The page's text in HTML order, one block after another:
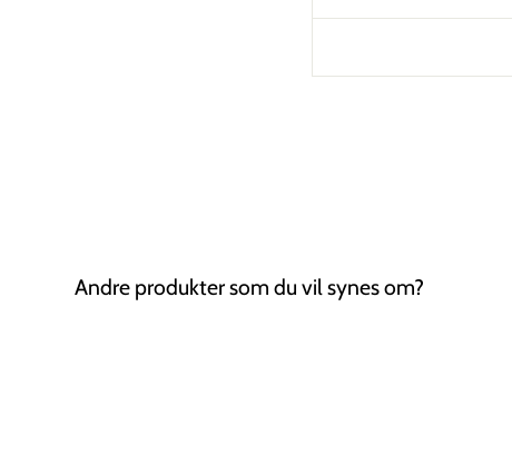
Andre produkter som du vil synes om?